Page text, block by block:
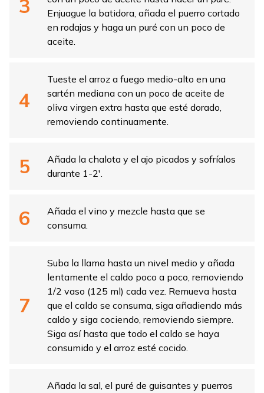
Enjuague la batidora, añada el puerro cortado
en rodajas y haga un puré con un poco de
aceite.
Tueste el arroz a fuego medio-alto en una
sartén mediana con un poco de aceite de
oliva virgen extra hasta que esté dorado,
removiendo continuamente.
Añada la chalota y el ajo picados y sofríalos
durante 1-2′.
Añada el vino y mezcle hasta que se
consuma.
Suba la llama hasta un nivel medio y añada
lentamente el caldo poco a poco, removiendo
1/2 vaso (125 ml) cada vez. Remueva hasta
que el caldo se consuma, siga añadiendo más
caldo y siga cociendo, removiendo siempre.
Siga así hasta que todo el caldo se haya
consumido y el arroz esté cocido.
Añada la sal, el puré de guisantes y puerros